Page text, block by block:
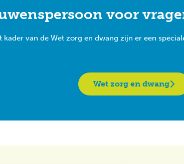
voor
kader van de Wet zorg en dwang zijn er een
Wet zorg en dwang